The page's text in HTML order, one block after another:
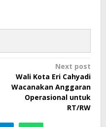
Next post
Wali Kota Eri Cahyadi
Wacanakan Anggaran
Operasional untuk
RT/RW